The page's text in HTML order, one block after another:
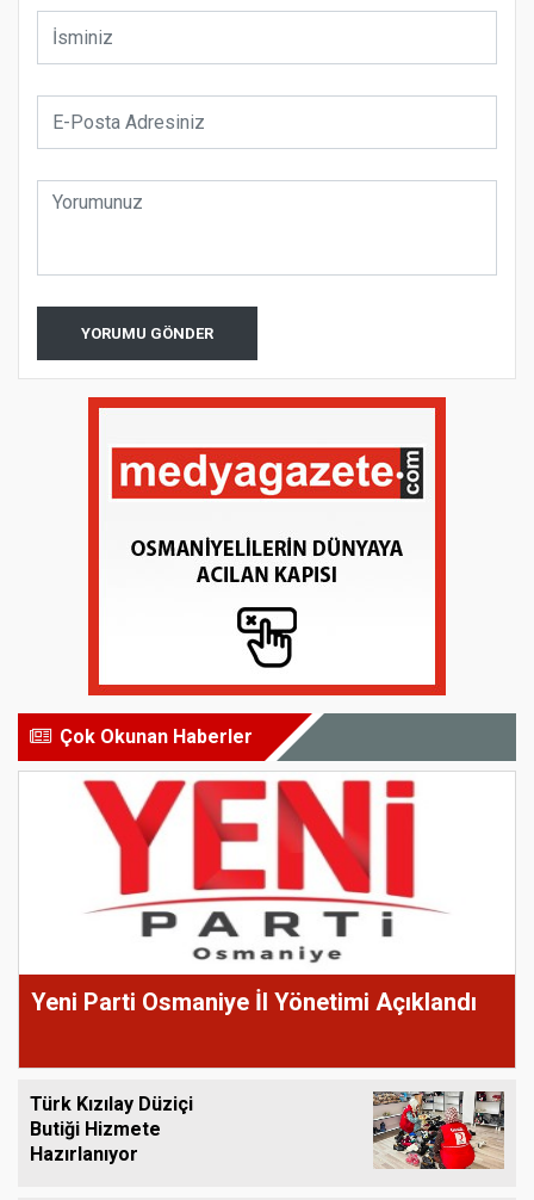
YORUMU GÖNDER
Çok Okunan Haberler
Yeni Parti Osmaniye İl Yönetimi Açıklandı
Türk Kızılay Düziçi
Butiği Hizmete
Hazırlanıyor